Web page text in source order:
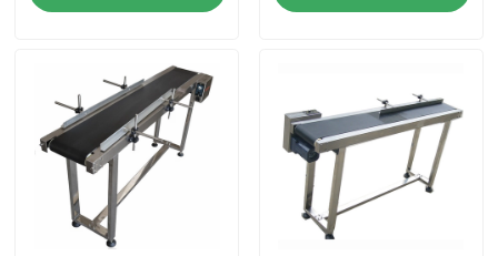
Sobre nós
Visita à fábrica